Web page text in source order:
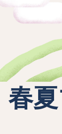
学許可証ま
があります。
、要求された
の他当校の
オス・イデ
上および業
お客様は、
春